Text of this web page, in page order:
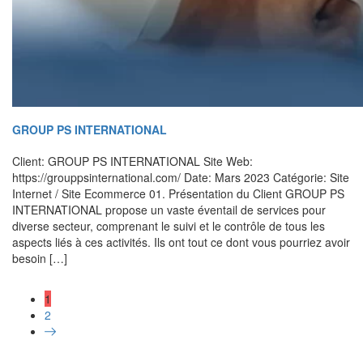
GROUP PS INTERNATIONAL
Client: GROUP PS INTERNATIONAL Site Web:
https://grouppsinternational.com/ Date: Mars 2023 Catégorie: Site
Internet / Site Ecommerce 01. Présentation du Client GROUP PS
INTERNATIONAL propose un vaste éventail de services pour
diverse secteur, comprenant le suivi et le contrôle de tous les
aspects liés à ces activités. Ils ont tout ce dont vous pourriez avoir
besoin […]
1
2